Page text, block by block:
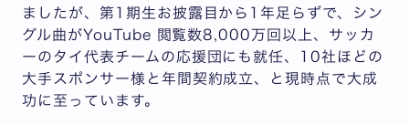
ましたが、第1期生お披露目から1年足らずで、シン
グル曲がYouTube 閲覧数8,000万回以上、サッカ
ーのタイ代表チームの応援団にも就任、10社ほどの
大手スポンサー様と年間契約成立、と現時点で大成
功に至っています。